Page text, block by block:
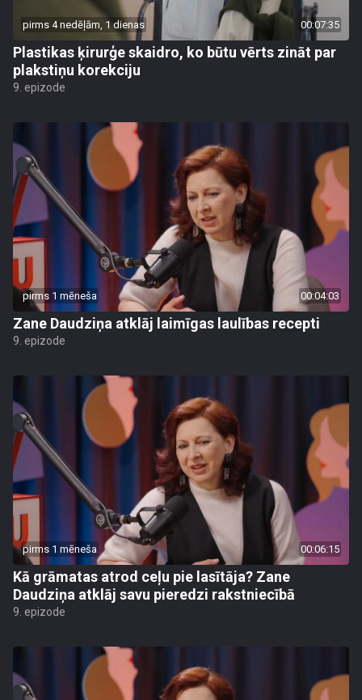
pirms 4 nedēļām, 1 dienas 00:07:35
Plastikas ķirurģe skaidro, ko būtu vērts zināt par
plakstiņu korekciju
9. epizode
pirms 1 mēneša 00:04:03
Zane Daudziņa atklāj laimīgas laulības recepti
9. epizode
pirms 1 mēneša 00:06:15
Kā grāmatas atrod ceļu pie lasītāja? Zane
Daudziņa atklāj savu pieredzi rakstniecībā
9. epizode